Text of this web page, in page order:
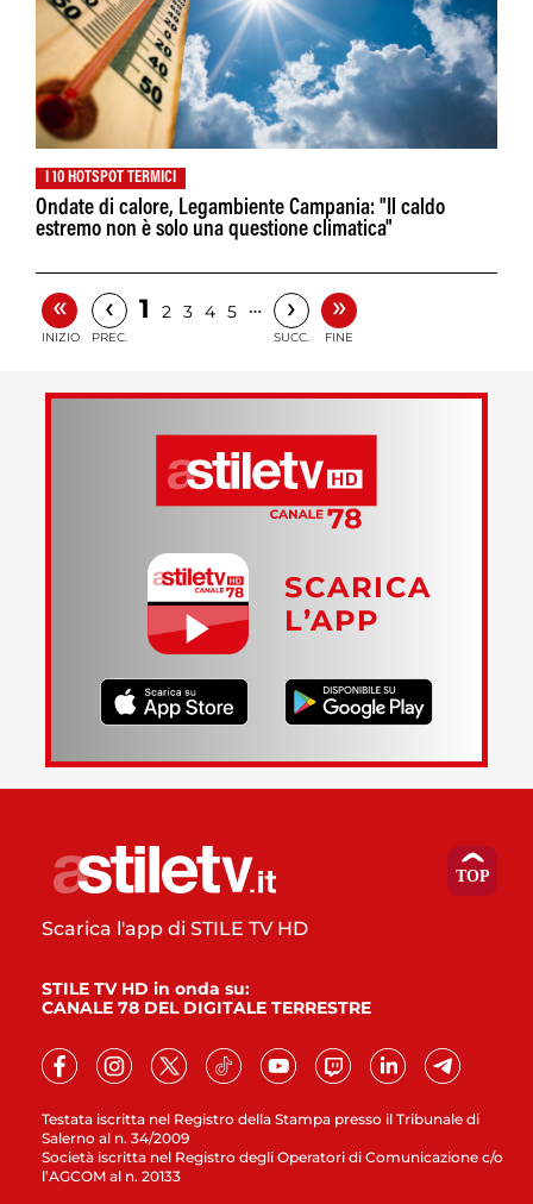
I 10 HOTSPOT TERMICI
Ondate di calore, Legambiente Campania: "Il caldo
estremo non è solo una questione climatica"
«
INIZIO
‹
PREC.
1 2 3 4 5 … ›
SUCC.
»
FINE
SCARICA
L’APP
Testata iscritta nel Registro della Stampa presso il Tribunale di
Salerno al n. 34/2009
Società iscritta nel Registro degli Operatori di Comunicazione c/o
l’AGCOM al n. 20133
Scarica l'app di STILE TV HD
STILE TV HD in onda su:
CANALE 78 DEL DIGITALE TERRESTRE